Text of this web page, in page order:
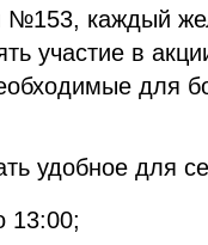
№153, каждый
участие в
для
удобное для
13:00;